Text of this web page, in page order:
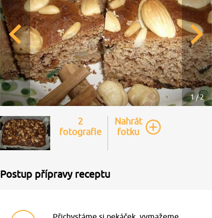
1 / 2
2
fotografie
Nahrát
fotku
Postup přípravy receptu